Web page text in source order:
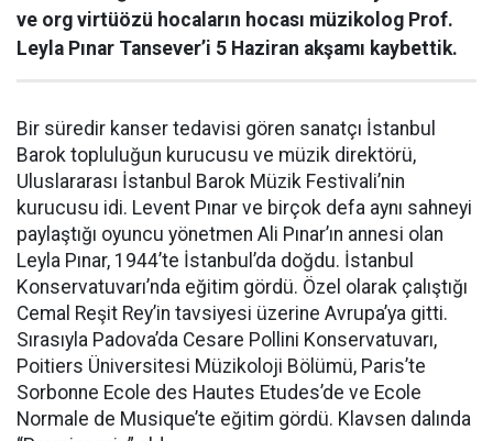
ve org virtüözü hocaların hocası müzikolog Prof.
Leyla Pınar Tansever’i 5 Haziran akşamı kaybettik.
Bir süredir kanser tedavisi gören sanatçı İstanbul
Barok topluluğun kurucusu ve müzik direktörü,
Uluslararası İstanbul Barok Müzik Festivali’nin
kurucusu idi. Levent Pınar ve birçok defa aynı sahneyi
paylaştığı oyuncu yönetmen Ali Pınar’ın annesi olan
Leyla Pınar, 1944’te İstanbul’da doğdu. İstanbul
Konservatuvarı’nda eğitim gördü. Özel olarak çalıştığı
Cemal Reşit Rey’in tavsiyesi üzerine Avrupa’ya gitti.
Sırasıyla Padova’da Cesare Pollini Konservatuvarı,
Poitiers Üniversitesi Müzikoloji Bölümü, Paris’te
Sorbonne Ecole des Hautes Etudes’de ve Ecole
Normale de Musique’te eğitim gördü. Klavsen dalında